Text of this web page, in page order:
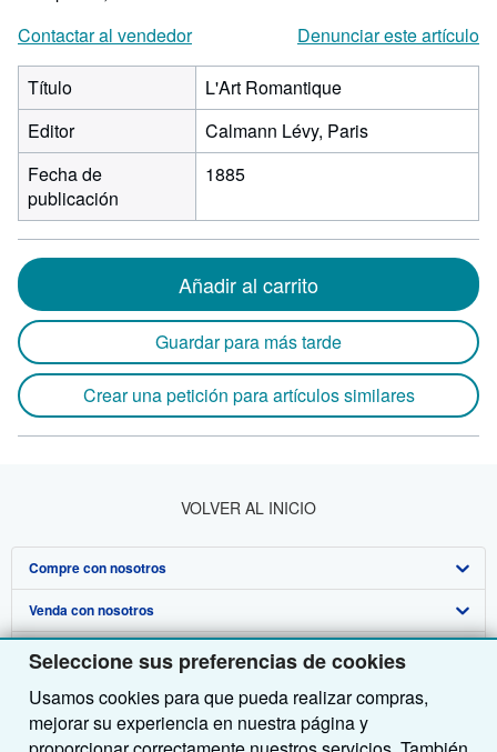
Seleccione sus preferencias de cookies
Usamos cookies para que pueda realizar compras,
mejorar su experiencia en nuestra página y
Contactar al vendedor
Denunciar este artículo
Título
L'Art Romantique
Editor
Calmann Lévy, Paris
Fecha de
publicación
1885
Añadir al carrito
Guardar para más tarde
Crear una petición para artículos similares
VOLVER AL INICIO
Compre con nosotros
Búsqueda avanzada
Colecciones
Mi cuenta
Mis pedidos
Venda con nosotros
Comenzar a vender
Únase a nuestro programa de afiliados
Recomiende un vendedor
Sobre nosotros
Sobre IberLibro
Medios
Obtener Ayuda
Preguntas frecuentes y guías
Otras compañías de AbeBooks